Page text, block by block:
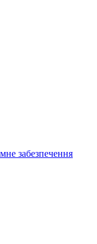
забезпечення